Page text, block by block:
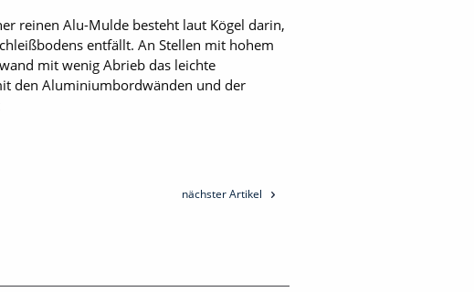
reinen Alu-Mulde besteht laut Kögel darin,
entfällt. An Stellen mit hohem
mit wenig Abrieb das leichte
den Aluminiumbordwänden und der
nächster Artikel